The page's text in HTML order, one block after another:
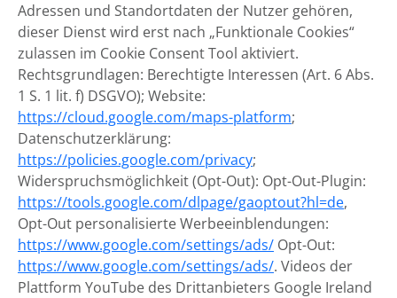
Adressen und Standortdaten der Nutzer gehören,
dieser Dienst wird erst nach „Funktionale Cookies“
zulassen im Cookie Consent Tool aktiviert.
Rechtsgrundlagen: Berechtigte Interessen (Art. 6 Abs.
1 S. 1 lit. f) DSGVO); Website:
https://cloud.google.com/maps-platform;
Datenschutzerklärung:
https://policies.google.com/privacy;
Widerspruchsmöglichkeit (Opt-Out): Opt-Out-Plugin:
https://tools.google.com/dlpage/gaoptout?hl=de,
Opt-Out personalisierte Werbeeinblendungen:
https://www.google.com/settings/ads/ Opt-Out:
https://www.google.com/settings/ads/. Videos der
Plattform YouTube des Drittanbieters Google Ireland